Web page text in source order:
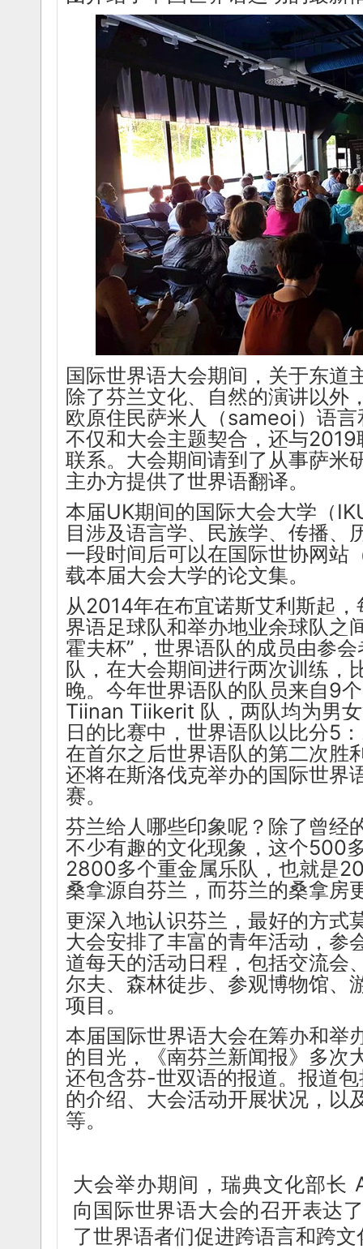
国际世界语大会期间，关于东道
除了芬兰文化、自然的演讲以外
欧原住民萨米人（sameoj）语
不仅和大会主题契合，还与
联系。大会期间请到了从事萨米
主办方提供了世界语翻译。
本届UK期间的国际大会大学（
目涉及语言学、民族学、传播、
一段时间后可以在国际世协网
载本届大会大学的论文集。
从2014年在布宜诺斯艾利斯起
界语足球队和举办地业余球队之
霍夫杯”，世界语队的成员由参
队，在大会期间进行两次训练，
晚。今年世界语队的队员来自9
Tiinan Tiikerit 队，两队均为男
日的比赛中，世界语队以比分5：
在首尔之后世界语队的第二次胜
还将在斯洛伐克举办的国际世界
赛。
芬兰给人哪些印象呢？除了曾经
不少有趣的文化现象，这个500
2800多个重金属乐队，也就是
桑拿源自芬兰，而芬兰的桑拿房
更深入地认识芬兰，最好的方式
大会安排了丰富的青年活动，参
道每天的活动日程，包括交流会
尔夫、森林徒步、参观博物馆、
项目。
本届国际世界语大会在筹办和举
的目光，《南芬兰新闻报》多次
还包含芬-世双语的报道。报道
的介绍、大会活动开展状况，以
等。
大会举办期间，瑞典文化部长
向国际世界语大会的召开表达
了世界语者们促进跨语言和跨